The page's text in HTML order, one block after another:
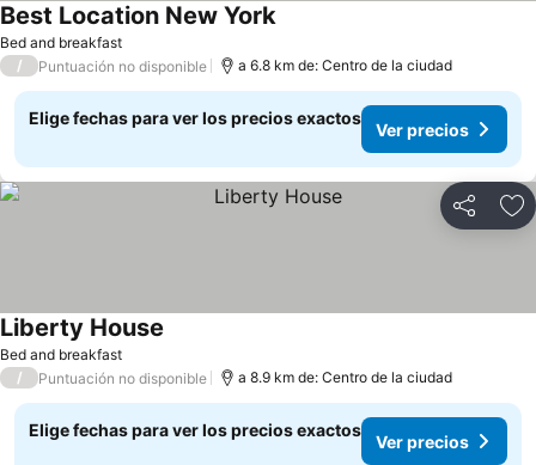
Bed and breakfast
Best Location New YorkVer precios
/ Puntuación no disponible a 6.8 km de: Centro de la ciudad
Elige fechas para ver los precios exactos
Ver precios
Compartir
Bed and breakfast
Liberty House
/ Puntuación no disponible a 8.9 km de: Centro de la ciudad
Elige fechas para ver los precios exactos
Ver precios